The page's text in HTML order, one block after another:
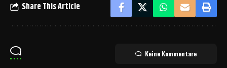
Share This Article
Keine Kommentare